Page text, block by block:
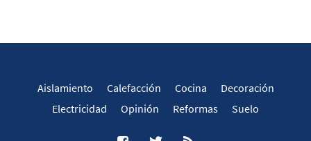
Aislamiento Calefacción Cocina
Decoración
Electricidad
Opinión Reformas Suelo